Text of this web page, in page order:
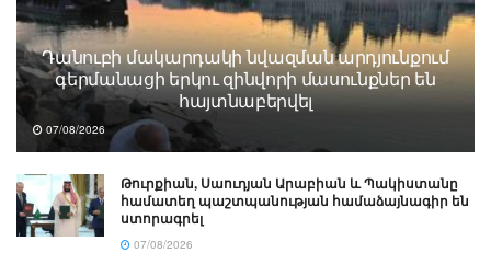
Դանուբի մակարդակի նվազման արդյունքում
գերմանացի երկու զինվորի մասունքներ են
հայտնաբերվել
07/08/2026
Թուրքիան, Սաուդյան Արաբիան և Պակիստանը
համատեղ պաշտպանության համաձայնագիր են
ստորագրել
07/08/2026